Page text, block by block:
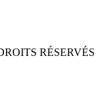
RÉSERVÉS